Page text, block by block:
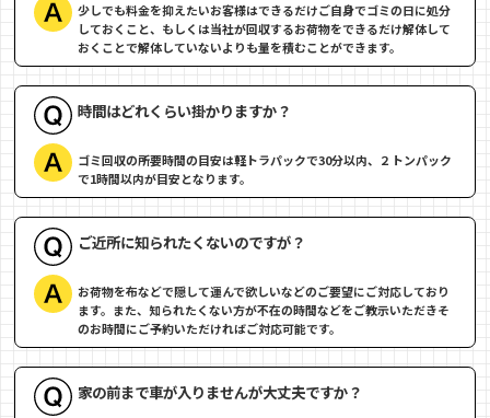
少しでも料金を抑えたいお客様はできるだけご自身でゴミの日に処分
しておくこと、もしくは当社が回収するお荷物をできるだけ解体して
おくことで解体していないよりも量を積むことができます。
時間はどれくらい掛かりますか？
ゴミ回収の所要時間の目安は軽トラパックで30分以内、２トンパック
で1時間以内が目安となります。
ご近所に知られたくないのですが？
お荷物を布などで隠して運んで欲しいなどのご要望にご対応しており
ます。また、知られたくない方が不在の時間などをご教示いただきそ
のお時間にご予約いただければご対応可能です。
家の前まで車が入りませんが大丈夫ですか？